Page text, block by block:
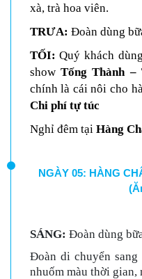
xà, trà hoa viên.
TRƯA: Đoàn dùng
TỐI: Quý khách
show Tống Thành –
chính là cái nôi cho
Chi phí tự túc
Nghỉ đêm tại Hàng
NGÀY 05: HÀNG
SÁNG: Đoàn dùng
Đoàn di chuyển sang
nhuốm màu thời gian,